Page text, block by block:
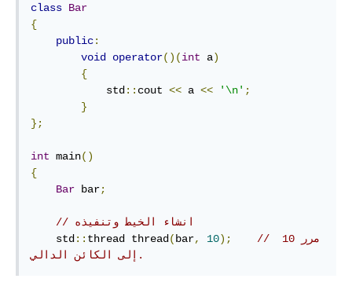
class Bar
{
public:
void
operator()(int a)
{
            std
:: cout << a << '\n' ;
}
};
int main()
{
Bar bar;
// انشاء الخيط وتنفيذه
    std
:: thread thread ( bar, 10);
// مرر 10
إلى الكائن الدالي.